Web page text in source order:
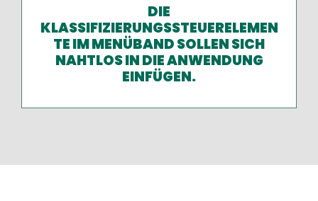
DIE
KLASSIFIZIERUNGSSTEUERELEMEN
TE IM MENÜBAND SOLLEN SICH
NAHTLOS IN DIE ANWENDUNG
EINFÜGEN.